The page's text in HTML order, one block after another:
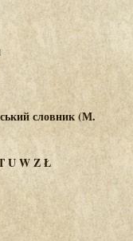
словник (М.
UWZŁ